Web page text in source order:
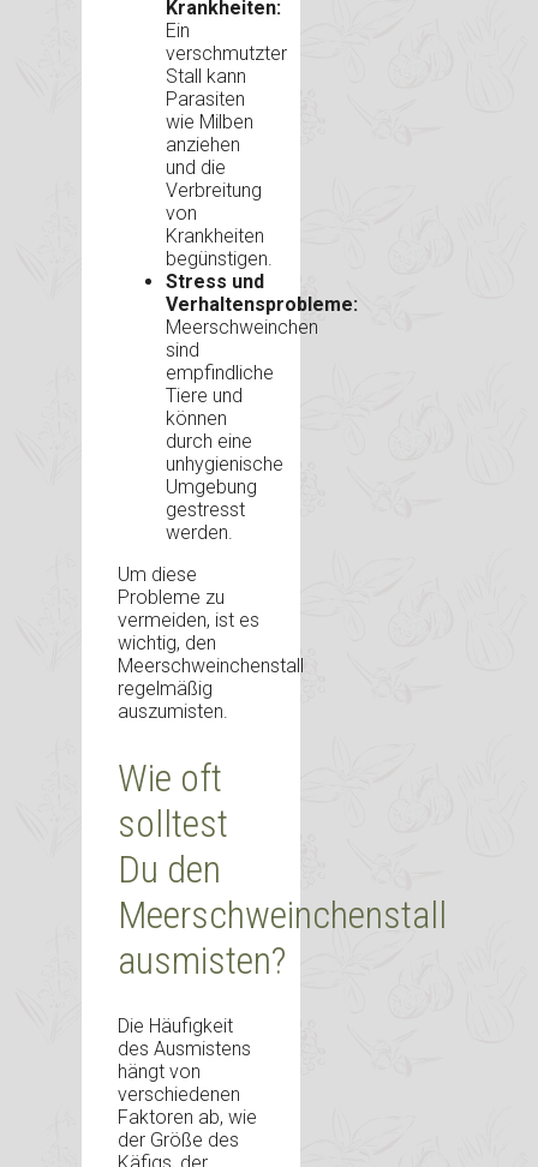
Krankheiten:
Ein
verschmutzter
Stall kann
Parasiten
wie Milben
anziehen
und die
Verbreitung
von
Krankheiten
begünstigen.
Stress und
Verhaltensprobleme:
Meerschweinchen
sind
empfindliche
Tiere und
können
durch eine
unhygienische
Umgebung
gestresst
werden.
Um diese
Probleme zu
vermeiden, ist es
wichtig, den
Meerschweinchenstall
regelmäßig
auszumisten.
Wie oft
solltest
Du den
Meerschweinchenstall
ausmisten?
Die Häufigkeit
des Ausmistens
hängt von
verschiedenen
Faktoren ab, wie
der Größe des